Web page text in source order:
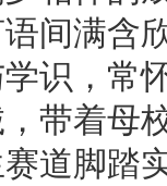
间满含
识，常
带着母
道脚踏